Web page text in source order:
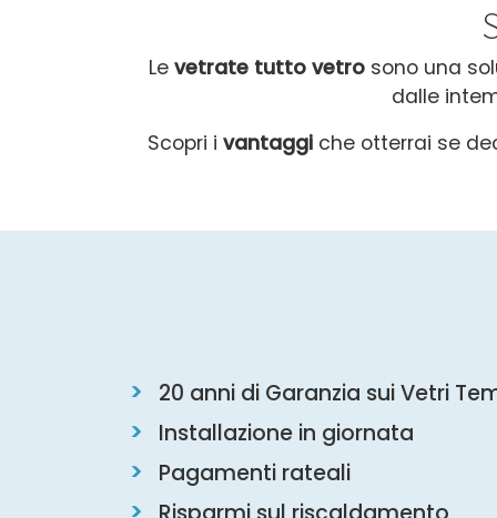
Le vetrate tutto vetro sono una
dalle
Scopri i vantaggi che otterrai se
20 anni di Garanzia sui Vetri
Installazione in giornata
Pagamenti rateali